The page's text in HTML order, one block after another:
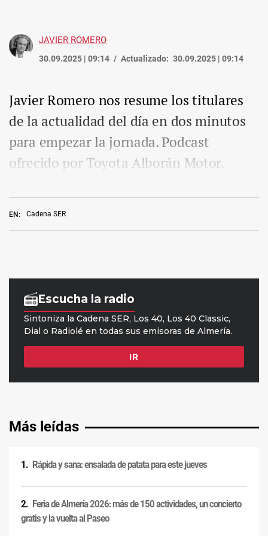
JAVIER ROMERO
30.09.2025 | 09:14 Actualizado: 30.09.2025 | 09:14
EN: Cadena SER
Javier Romero nos resume los titulares
de la actualidad del día en dos minutos
para empezar la jornada. Podcast
ofrecido por Toyota Alborán Motor.
Más leídas
Rápida y sana: ensalada de patata para este jueves
Feria de Almería 2026: más de 150 actividades, un concierto
gratis y la vuelta al Paseo